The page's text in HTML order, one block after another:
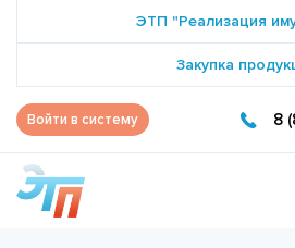
ЭТП "Реализация
Закупка
Войти в систему 8